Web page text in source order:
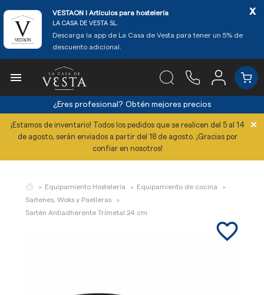
VESTAON l Artículos para hostelería
LA CASA DE VESTA SL.
Descarga la app de La Casa de Vesta para tener un 5% de
descuento adicional.
x

¿Eres profesional? Obtén mejores precios
¡Estamos de inventario! Todos los pedidos que se realicen del 5 al 14
de agosto, serán enviados a partir del 18 de agosto. ¡Gracias por
confiar en nosotros!
×
Equipamiento Hostelería
Equipamiento de cocina
Sartenes, Woks y Paelleras
Sartén Antiadherente Trimetal 24 cm
favorite_border